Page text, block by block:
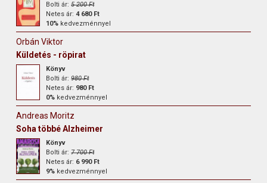
Bolti ár:5 200 Ft
Netes ár:4 680 Ft
10% kedvezménnyel
Orbán Viktor
Küldetés - röpirat
Könyv
Bolti ár:980 Ft
Netes ár: 980 Ft
0% kedvezménnyel
Andreas Moritz
Soha többé Alzheimer
Könyv
Bolti ár:7 700 Ft
Netes ár: 6 990 Ft
9% kedvezménnyel